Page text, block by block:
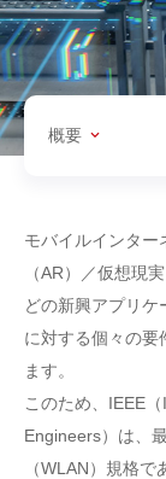
概要
モバイルインター
（AR）／仮想現
どの新興アプリ
に対する個々の要
ます。
このため、IEEE
Engineers）は、
（WLAN）規格で